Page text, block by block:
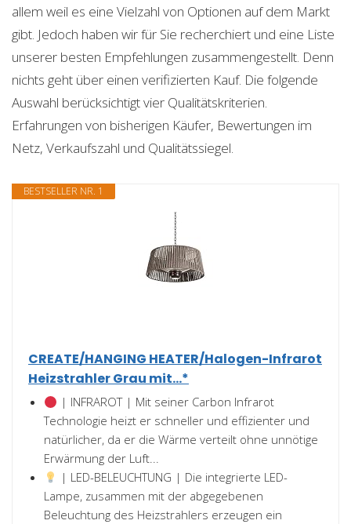
allem weil es eine Vielzahl von Optionen auf dem Markt
gibt. Jedoch haben wir für Sie recherchiert und eine Liste
unserer besten Empfehlungen zusammengestellt. Denn
nichts geht über einen verifizierten Kauf. Die folgende
Auswahl berücksichtigt vier Qualitätskriterien.
Erfahrungen von bisherigen Käufer, Bewertungen im
Netz, Verkaufszahl und Qualitätssiegel.
BESTSELLER NR. 1
CREATE/HANGING HEATER/Halogen-Infrarot
Heizstrahler Grau mit...*
| INFRAROT | Mit seiner Carbon Infrarot
Technologie heizt er schneller und effizienter und
natürlicher, da er die Wärme verteilt ohne unnötige
Erwärmung der Luft...
| LED-BELEUCHTUNG | Die integrierte LED-
Lampe, zusammen mit der abgegebenen
Beleuchtung des Heizstrahlers erzeugen ein